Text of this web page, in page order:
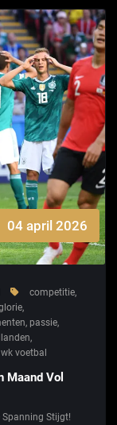
04 april 2026
competitie,
,
, passie,
,
wk voetbal
Maand Vol
Stijgt!